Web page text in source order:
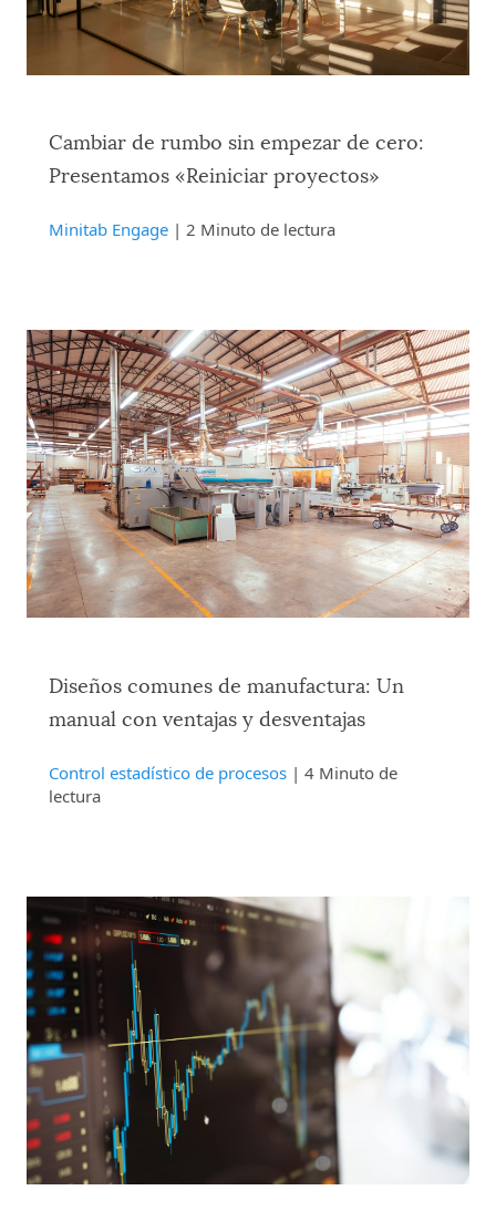
Cambiar de rumbo sin empezar de cero:
Presentamos «Reiniciar proyectos»
Minitab Engage | 2 Minuto de lectura
Diseños comunes de manufactura: Un
manual con ventajas y desventajas
Control estadístico de procesos | 4 Minuto de
lectura